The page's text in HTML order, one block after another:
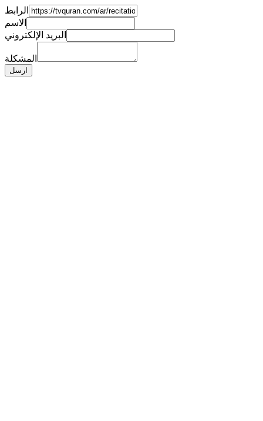
الرابط
الاسم
البريد الإلكتروني
المشكلة
ارسل